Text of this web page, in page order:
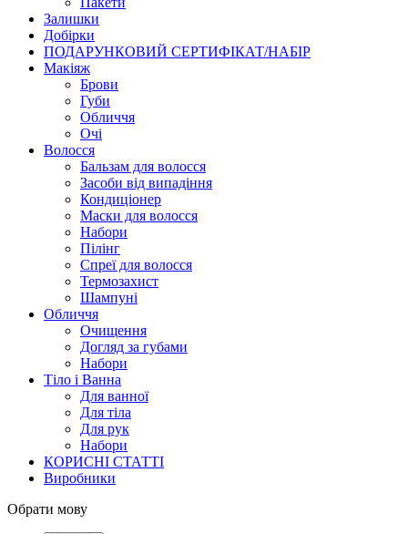
Залишки
Добірки
ПОДАРУНКОВИЙ СЕРТИФІКАТ/НАБІР
Макіяж
Брови
Губи
Обличчя
Очі
Волосся
Бальзам для волосся
Засоби від випадіння
Кондиціонер
Маски для волосся
Набори
Пілінг
Спреї для волосся
Термозахист
Шампуні
Обличчя
Очищення
Догляд за губами
Набори
Тіло і Ванна
Для ванної
Для тіла
Для рук
Набори
КОРИСНІ СТАТТІ
Виробники
Обрати мову